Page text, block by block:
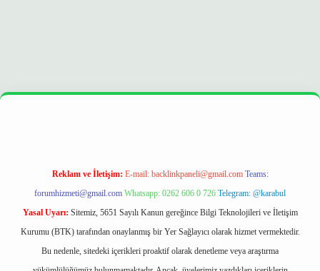
ilbetgir.netbetexperhttps://betexpergir.net/
Reklam ve İletişim: E-mail: backlinkpaneli@gmail.com Teams:
forumhizmeti@gmail.com Whatsapp: 0262 606 0 726 Telegram: @karabul
Yasal Uyarı: Sitemiz, 5651 Sayılı Kanun gereğince Bilgi Teknolojileri ve İletişim
Kurumu (BTK) tarafından onaylanmış bir Yer Sağlayıcı olarak hizmet vermektedir.
Bu nedenle, sitedeki içerikleri proaktif olarak denetleme veya araştırma